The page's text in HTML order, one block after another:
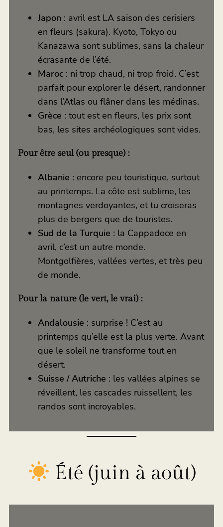
Japon : avril est LA saison des cerisiers
en fleurs (sakura). Kyoto, Tokyo ou
Kanazawa sont sublimes, sans la chaleur
écrasante de l’été.
Maroc : ni trop chaud, ni trop froid. C’est
parfait pour explorer le désert, randonner
dans l’Atlas ou flâner dans les médinas.
Grèce : tout est en fleurs, les prix sont
bas, les sites archéologiques sont vides.
Pour être seul (ou presque) :
Albanie : encore peu touristique, surtout
au printemps. La côte est sublime, les
montagnes verdoyantes, et tu croiseras
plus de bergers que de touristes.
Sud de la Turquie : la Cappadoce en
avril, c’est un autre monde.
Montgolfières, vallées vertes, et très peu
de monde.
Pour la nature (le vert, le vrai) :
Andalousie : surprise ! C’est au
printemps qu’elle est la plus verte. Avant
que le soleil ne transforme tout en
désert.
Suisse / Autriche : les vallées alpines se
réveillent, les cascades ruissellent, les
randos sont incroyables.
Été (juin à août)